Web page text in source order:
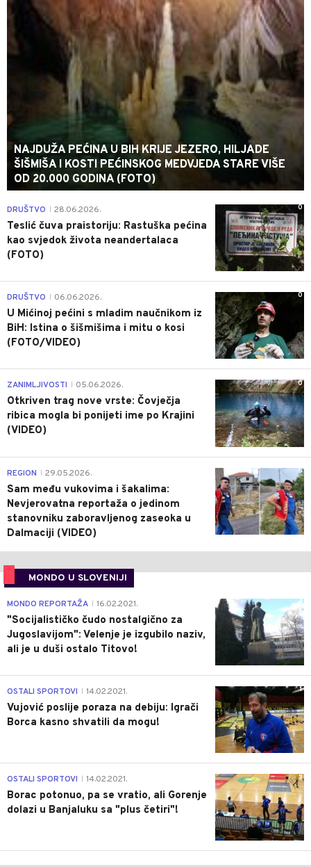
NAJDUŽA PEĆINA U BIH KRIJE JEZERO, HILJADE
ŠIŠMIŠA I KOSTI PEĆINSKOG MEDVJEDA STARE VIŠE
OD 20.000 GODINA (FOTO)
0
DRUŠTVO 28.06.2026.
Teslić čuva praistoriju: Rastuška pećina
kao svjedok života neandertalaca
(FOTO)
0
DRUŠTVO 06.06.2026.
U Mićinoj pećini s mladim naučnikom iz
BiH: Istina o šišmišima i mitu o kosi
(FOTO/VIDEO)
0
ZANIMLJIVOSTI 05.06.2026.
Otkriven trag nove vrste: Čovječja
ribica mogla bi ponijeti ime po Krajini
(VIDEO)
0
REGION 29.05.2026.
Sam među vukovima i šakalima:
Nevjerovatna reportaža o jedinom
stanovniku zaboravljenog zaseoka u
Dalmaciji (VIDEO)
MONDO U SLOVENIJI
4
MONDO REPORTAŽA 16.02.2021.
"Socijalističko čudo nostalgično za
Jugoslavijom": Velenje je izgubilo naziv,
ali je u duši ostalo Titovo!
1
OSTALI SPORTOVI 14.02.2021.
Vujović poslije poraza na debiju: Igrači
Borca kasno shvatili da mogu!
3
OSTALI SPORTOVI 14.02.2021.
Borac potonuo, pa se vratio, ali Gorenje
dolazi u Banjaluku sa "plus četiri"!